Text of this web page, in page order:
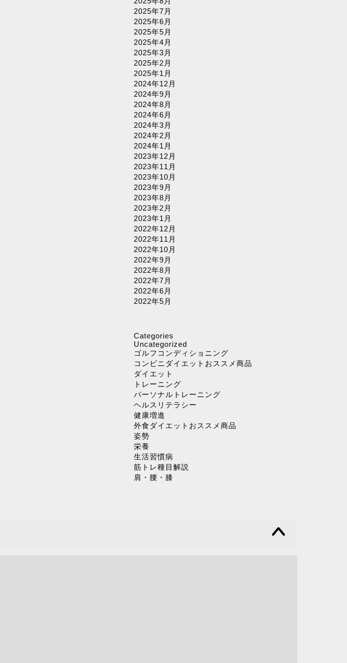
2025年7月
2025年6月
2025年5月
2025年4月
2025年3月
2025年2月
2025年1月
2024年12月
2024年9月
2024年8月
2024年6月
2024年3月
2024年2月
2024年1月
2023年12月
2023年11月
2023年10月
2023年9月
2023年8月
2023年2月
2023年1月
2022年12月
2022年11月
2022年10月
2022年9月
2022年8月
2022年7月
2022年6月
2022年5月
Categories
Uncategorized
ゴルフコンディショニング
コンビニダイエットおススメ商品
ダイエット
トレーニング
パーソナルトレーニング
ヘルスリテラシー
健康増進
外食ダイエットおススメ商品
姿勢
栄養
生活習慣病
筋トレ種目解説
肩・腰・膝